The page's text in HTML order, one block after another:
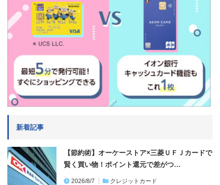
新着記事
【節約術】オーケーストア×三菱ＵＦＪカードで
賢く買い物！ポイント還元で差がつ…
2026/8/7 クレジットカード